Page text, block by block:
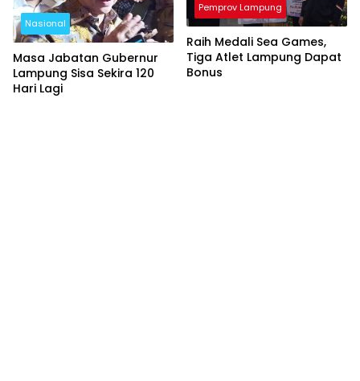
Nasional
Masa Jabatan Gubernur
Lampung Sisa Sekira 120
Hari Lagi
Pemprov Lampung
Raih Medali Sea Games,
Tiga Atlet Lampung Dapat
Bonus